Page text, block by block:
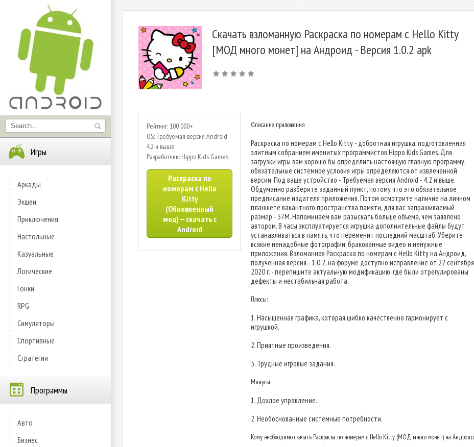
Игры
Аркады
Экшен
Приключения
Настольные
Казуальные
Логические
Гонки
RPG
Симуляторы
Спортивные
Стратегии
Программы
Авто
Бизнес
Скачать взломанную Раскраска по номерам с Hello Kitty
[МОД много монет] на Андроид - Версия 1.0.2 apk
Рейтинг: 100 000+
OS: Требуемая версия Android -
4.2 и выше
Разработчик: Hippo Kids Games
Раскраска по
номерам с Hello
Kitty
(Обновленный
мод) — скачать с
Android
Описание приложения
Раскраска по номерам с Hello Kitty - добротная игрушка, подготовленная
элитным собранием именитых программистов Hippo Kids Games. Для
загрузки игры вам хорошо бы определить настоящую главную программу,
обязательные системное условия игры определяются от извлеченной
версии. Под ваше устройство - Требуемая версия Android - 4.2 и выше.
Обдуманно разберите заданный пункт, потому что это обязательное
предписание издателя приложения. Потом осмотрите наличие на личном
планшете вакантного пространства памяти, для вас запрашиваемый
размер - 37M. Напоминаем вам разыскать больше объема, чем заявлено
автором. В часы эксплуатируется игрушка дополнительные файлы будут
устанавливаться в память, что переменит последний масштаб. Уберите
всякие ненадобные фотографии, бракованные видео и ненужные
приложения. Взломанная Раскраска по номерам с Hello Kitty на Андроид,
полученная версия - 1.0.2, на форуме доступно исправление от 22 сентября
2020 г. - перепишите актуальную модификацию, где были отрегулированы
дефекты и нестабильная работа.
Плюсы:
1. Насыщенная графика, которая шибко качественно гармонирует с
игрушкой.
2. Приятные произведения.
3. Трудные игровые задания.
Минусы:
1. Дохлое управление.
2. Необоснованные системные потребности.
Кому необходимо скачать Раскраска по номерам с Hello Kitty (МОД много монет) на Андроид